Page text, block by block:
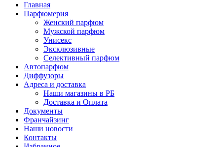
Главная
Парфюмерия
Женский парфюм
Мужской парфюм
Унисекс
Эксклюзивные
Селективный парфюм
Автопарфюм
Диффузоры
Адреса и доставка
Наши магазины в РБ
Доставка и Оплата
Документы
Франчайзинг
Наши новости
Контакты